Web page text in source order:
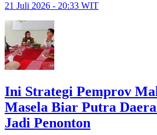
21 Juli 2026 - 20:33 WIT
Ini Strategi Pemprov
Masela Biar Putra
Jadi Penonton